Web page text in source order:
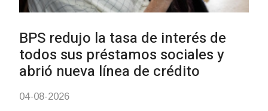
personas en situación de
discapacidad
POLICIALES